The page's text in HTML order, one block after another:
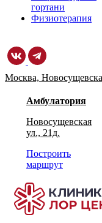
гортани
Физиотерапия
Москва,
Амбулатория
Новосущевская
ул., 21д.
Построить
маршрут